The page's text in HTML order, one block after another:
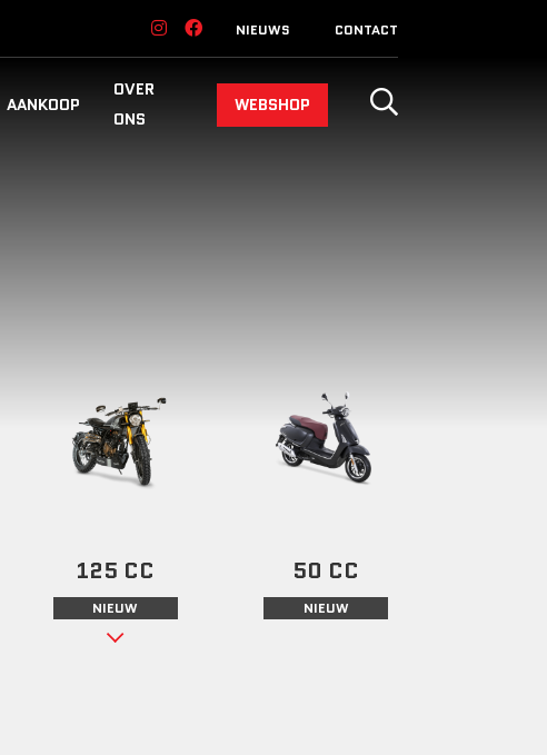
NIEUWS CONTACT
AANKOOP
OVER
ONS
WEBSHOP
125 CC
NIEUW
50 CC
NIEUW